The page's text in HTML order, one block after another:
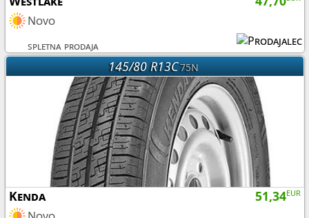
Novo
spletna prodaja
145/80 R13C75N
51,34EUR
Kenda